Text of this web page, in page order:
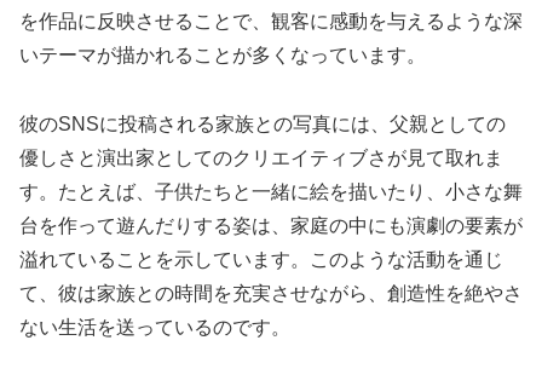
を作品に反映させることで、観客に感動を与えるような深
いテーマが描かれることが多くなっています。
彼のSNSに投稿される家族との写真には、父親としての
優しさと演出家としてのクリエイティブさが見て取れま
す。たとえば、子供たちと一緒に絵を描いたり、小さな舞
台を作って遊んだりする姿は、家庭の中にも演劇の要素が
溢れていることを示しています。このような活動を通じ
て、彼は家族との時間を充実させながら、創造性を絶やさ
ない生活を送っているのです。